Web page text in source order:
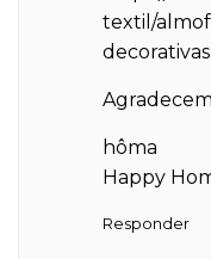
textil/
hôma
Happy
Responder